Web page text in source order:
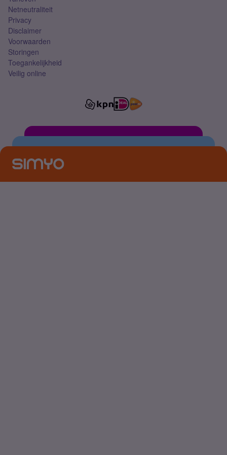
Netneutraliteit
Privacy
Disclaimer
Voorwaarden
Storingen
Toegankelijkheid
Veilig online